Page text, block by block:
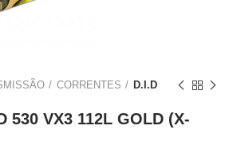
CORRENTES D.I.D
530 VX3 112L GOLD (X-